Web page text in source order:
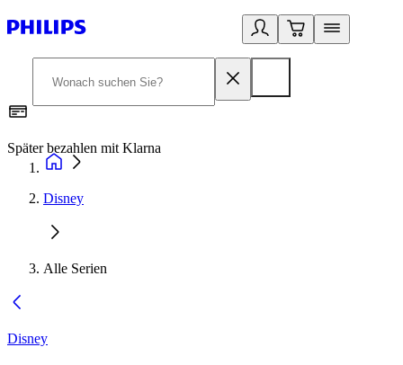
Später bezahlen mit Klarna
Disney
Alle Serien
Disney